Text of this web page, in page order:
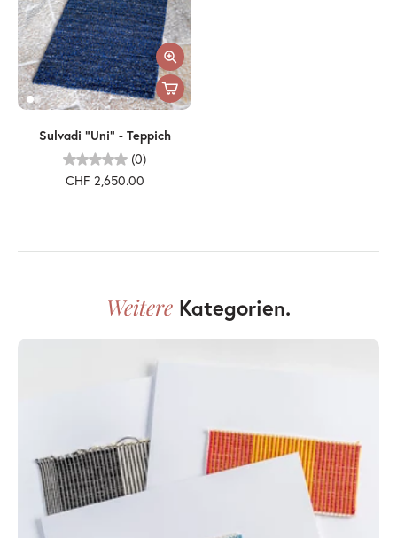
Sulvadi "Uni" - Teppich
(0)
CHF 2,650.00
Weitere Kategorien.